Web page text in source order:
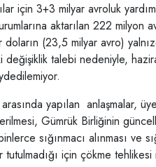
için 3+3 milyar avroluk
aktarılan 222 milyon
doların (23,5 milyar avro)
talebi nedeniyle,
yapılan anlaşmalar,
Gümrük Birliğinin
sığınmacı alınması ve
için çökme